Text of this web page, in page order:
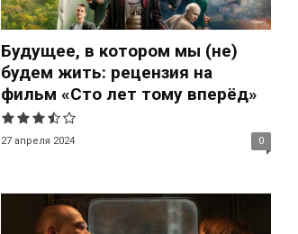
Будущее, в котором мы (не)
будем жить: рецензия на
фильм «Сто лет тому вперёд»
27 апреля 2024 0